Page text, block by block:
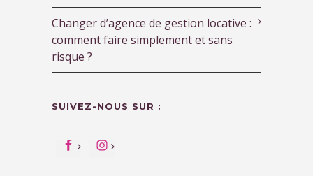
Changer d’agence de gestion locative :
comment faire simplement et sans
risque ?
SUIVEZ-NOUS SUR :